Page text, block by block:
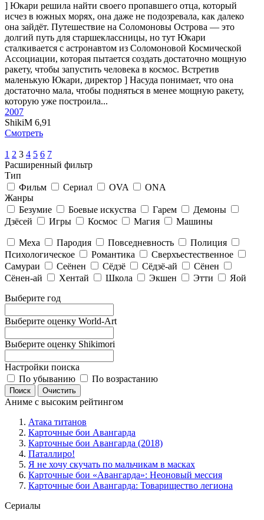
] Юкари решила найти своего пропавшего отца, который
исчез в южных морях, она даже не подозревала, как далеко
она зайдёт. Путешествие на Соломоновы Острова — это
долгий путь для старшеклассницы, но тут Юкари
сталкивается с астронавтом из Соломоновой Космической
Ассоциации, которая пытается создать достаточно мощную
ракету, чтобы запустить человека в космос. Встретив
маленькую Юкари, директор ] Насуда понимает, что она
достаточно мала, чтобы подняться в менее мощную ракету,
которую уже построила...
2007
ShikiM 6,91
Смотреть
1 2 3 4 5 6 7
Расширенный фильтр
Тип
Фильм
Сериал OVA
ONA
Жанры
Безумие
Боевые искуства Гарем
Демоны
Дзёсей
Игры Космос Магия Машины
Меха Пародия Повседневность
Полиция
Психологическое
Романтика
Сверхъестественное
Самураи
Сеёнен Сёдзё Сёдзё-ай
Сёнен
Сёнен-ай
Хентай Школа Экшен Этти
Яой
Выберите год
Выберите оценку World-Art
Выберите оценку Shikimori
Настройки поиска
По убыванию
По возрастанию
Аниме с высоким рейтингом
Атака титанов
Карточные бои Авангарда
Карточные бои Авангарда (2018)
Паталлиро!
Я не хочу скучать по мальчикам в масках
Карточные бои «Авангарда»: Неоновый мессия
Карточные бои Авангарда: Товарищество легиона
Сериалы